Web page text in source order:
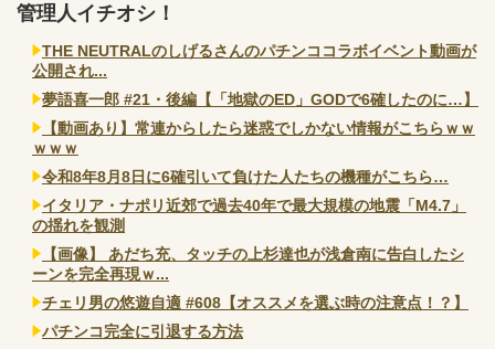
管理人イチオシ！
THE NEUTRALのしげるさんのパチンココラボイベント動画が
公開され...
夢語喜一郎 #21・後編【「地獄のED」GODで6確したのに…】
【動画あり】常連からしたら迷惑でしかない情報がこちらｗｗ
ｗｗｗ
令和8年8月8日に6確引いて負けた人たちの機種がこちら…
イタリア・ナポリ近郊で過去40年で最大規模の地震「M4.7」
の揺れを観測
【画像】 あだち充、タッチの上杉達也が浅倉南に告白したシ
ーンを完全再現ｗ...
チェリ男の悠遊自適 #608【オススメを選ぶ時の注意点！？】
パチンコ完全に引退する方法